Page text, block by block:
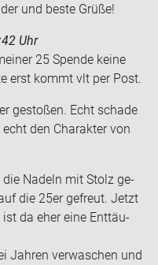
und beste Grüße!
Uhr
25 Spen­de keine
erst kommt vlt per Post.
ge­sto­ßen. Echt scha­de
den Cha­rak­ter von
die Na­deln mit Stolz ge­
die 25er ge­freut. Jetzt
ist da eher eine Ent­täu­
Jah­ren ver­wa­schen und